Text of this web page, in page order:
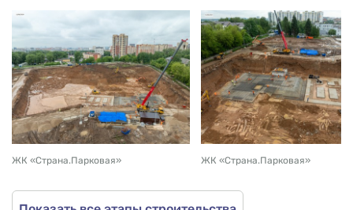
ЖК «Страна.Парковая» ЖК «Страна.Парковая»